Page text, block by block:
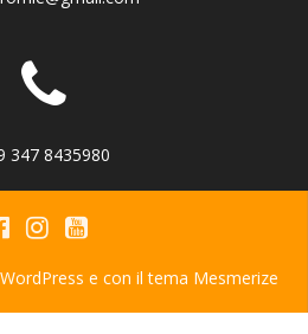
347 8435980
e con il tema Mesmerize